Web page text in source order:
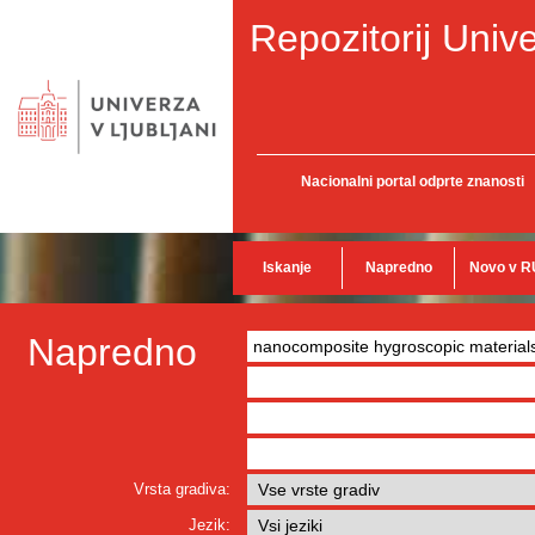
Repozitorij
Nacionalni portal odprte znanosti
Iskanje Napredno Novo v
Napredno
Vrsta gradiva:
Jezik: